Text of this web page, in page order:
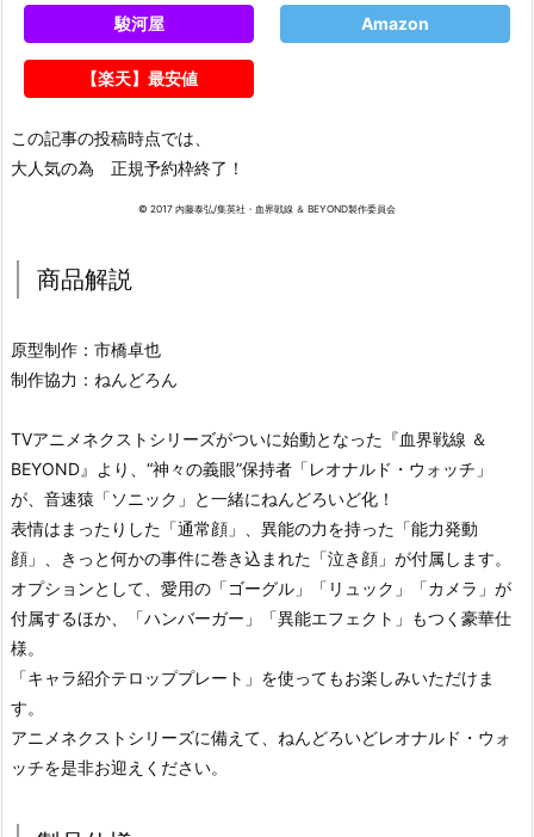
駿河屋 Amazon
【楽天】最安値
この記事の投稿時点では、
大人気の為 正規予約枠終了！
© 2017 内藤泰弘/集英社・血界戦線 ＆ BEYOND製作委員会
商品解説
原型制作：市橋卓也
制作協力：ねんどろん
TVアニメネクストシリーズがついに始動となった『血界戦線 ＆
BEYOND』より、“神々の義眼”保持者「レオナルド・ウォッチ」
が、音速猿「ソニック」と一緒にねんどろいど化！
表情はまったりした「通常顔」、異能の力を持った「能力発動
顔」、きっと何かの事件に巻き込まれた「泣き顔」が付属します。
オプションとして、愛用の「ゴーグル」「リュック」「カメラ」が
付属するほか、「ハンバーガー」「異能エフェクト」もつく豪華仕
様。
「キャラ紹介テロッププレート」を使ってもお楽しみいただけま
す。
アニメネクストシリーズに備えて、ねんどろいどレオナルド・ウォ
ッチを是非お迎えください。